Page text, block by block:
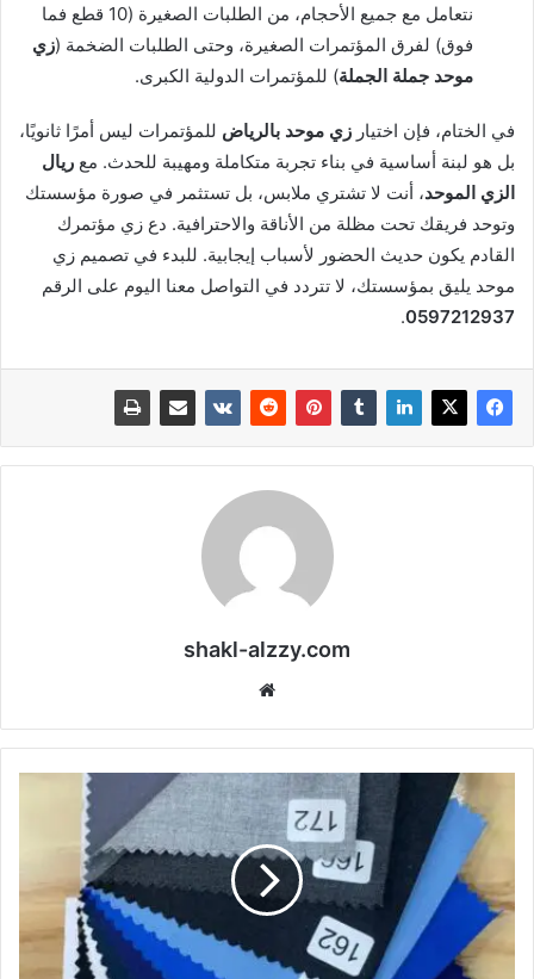
نتعامل مع جميع الأحجام، من الطلبات الصغيرة (10 قطع فما
فوق) لفرق المؤتمرات الصغيرة، وحتى الطلبات الضخمة (زي
موحد جملة الجملة) للمؤتمرات الدولية الكبرى.
في الختام، فإن اختيار زي موحد بالرياض للمؤتمرات ليس أمرًا ثانويًا،
بل هو لبنة أساسية في بناء تجربة متكاملة ومهيبة للحدث. مع ريال
الزي الموحد، أنت لا تشتري ملابس، بل تستثمر في صورة مؤسستك
وتوحد فريقك تحت مظلة من الأناقة والاحترافية. دع زي مؤتمرك
القادم يكون حديث الحضور لأسباب إيجابية. للبدء في تصميم زي
موحد يليق بمؤسستك، لا تتردد في التواصل معنا اليوم على الرقم
0597212937
.
shakl-alzzy.com